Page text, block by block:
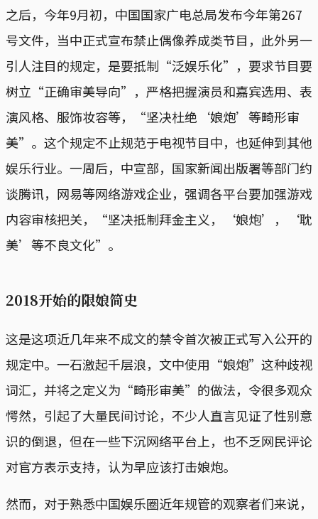
之后，今年9月初，中国国家广电总局发布今年第267
号文件，当中正式宣布禁止偶像养成类节目，此外另一
引人注目的规定，是要抵制“泛娱乐化”，要求节目要
树立“正确审美导向”，严格把握演员和嘉宾选用、表
演风格、服饰妆容等，“坚决杜绝‘娘炮’等畸形审
美”。这个规定不止规范于电视节目中，也延伸到其他
娱乐行业。一周后，中宣部，国家新闻出版署等部门约
谈腾讯，网易等网络游戏企业，强调各平台要加强游戏
内容审核把关，“坚决抵制拜金主义，‘娘炮’，‘耽
美’等不良文化”。
2018开始的限娘简史
这是这项近几年来不成文的禁令首次被正式写入公开的
规定中。一石激起千层浪，文中使用“娘炮”这种歧视
词汇，并将之定义为“畸形审美”的做法，令很多观众
愕然，引起了大量民间讨论，不少人直言见证了性别意
识的倒退，但在一些下沉网络平台上，也不乏网民评论
对官方表示支持，认为早应该打击娘炮。
然而，对于熟悉中国娱乐圈近年规管的观察者们来说，